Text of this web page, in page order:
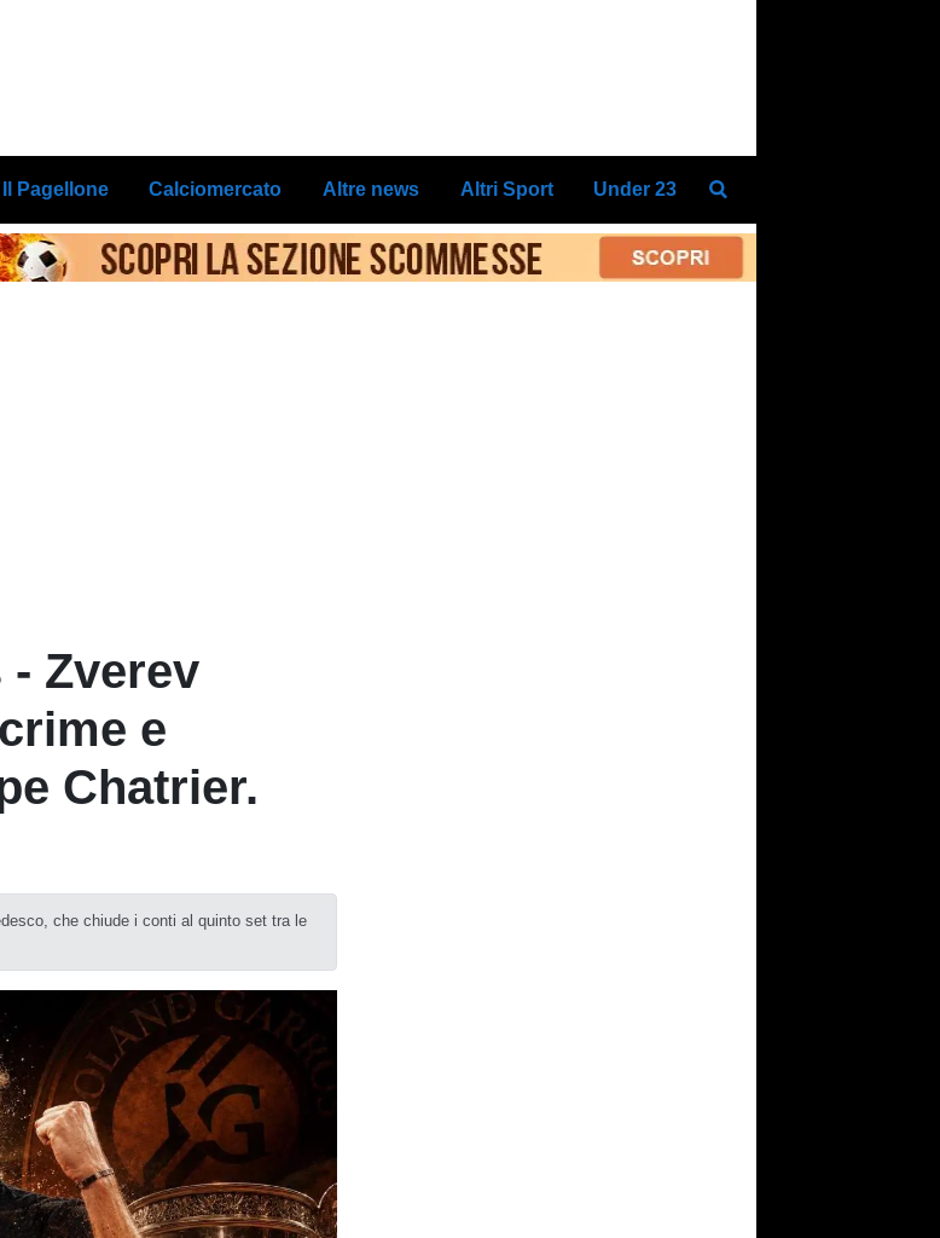
Il Pagellone Calciomercato Altre news Altri Sport Under 23
- Zverev
e
Chatrier.
che chiude i conti al quinto set tra le